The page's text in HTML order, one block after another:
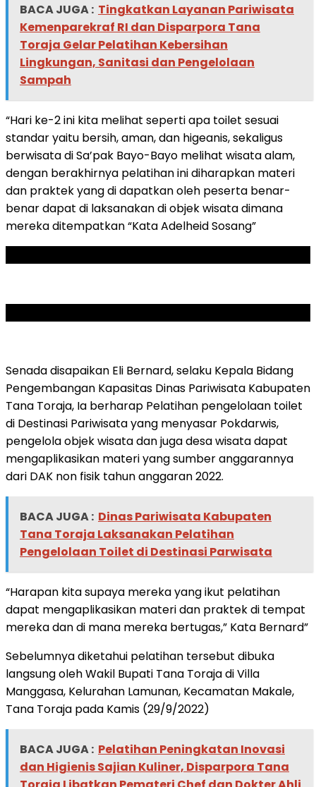
BACA JUGA : Tingkatkan Layanan Pariwisata
Kemenparekraf RI dan Disparpora Tana
Toraja Gelar Pelatihan Kebersihan
Lingkungan, Sanitasi dan Pengelolaan
Sampah
“Hari ke-2 ini kita melihat seperti apa toilet sesuai
standar yaitu bersih, aman, dan higeanis, sekaligus
berwisata di Sa’pak Bayo-Bayo melihat wisata alam,
dengan berakhirnya pelatihan ini diharapkan materi
dan praktek yang di dapatkan oleh peserta benar-
benar dapat di laksanakan di objek wisata dimana
mereka ditempatkan “Kata Adelheid Sosang”
Senada disapaikan Eli Bernard, selaku Kepala Bidang
Pengembangan Kapasitas Dinas Pariwisata Kabupaten
Tana Toraja, Ia berharap Pelatihan pengelolaan toilet
di Destinasi Pariwisata yang menyasar Pokdarwis,
pengelola objek wisata dan juga desa wisata dapat
mengaplikasikan materi yang sumber anggarannya
dari DAK non fisik tahun anggaran 2022.
BACA JUGA : Dinas Pariwisata Kabupaten
Tana Toraja Laksanakan Pelatihan
Pengelolaan Toilet di Destinasi Parwisata
“Harapan kita supaya mereka yang ikut pelatihan
dapat mengaplikasikan materi dan praktek di tempat
mereka dan di mana mereka bertugas,” Kata Bernard”
Sebelumnya diketahui pelatihan tersebut dibuka
langsung oleh Wakil Bupati Tana Toraja di Villa
Manggasa, Kelurahan Lamunan, Kecamatan Makale,
Tana Toraja pada Kamis (29/9/2022)
BACA JUGA : Pelatihan Peningkatan Inovasi
dan Higienis Sajian Kuliner, Disparpora Tana